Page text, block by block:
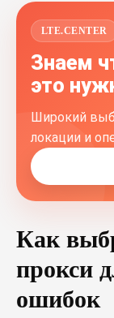
LTE.CENTER
Знаем
это
Широкий
локации и
Как
прокси
ошибок